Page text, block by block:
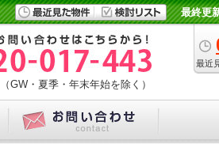
最終更
最近
GW・夏季・年末年始を除く）